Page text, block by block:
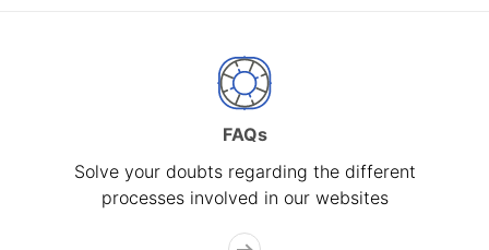
FAQs
Solve your doubts regarding the different
processes involved in our websites